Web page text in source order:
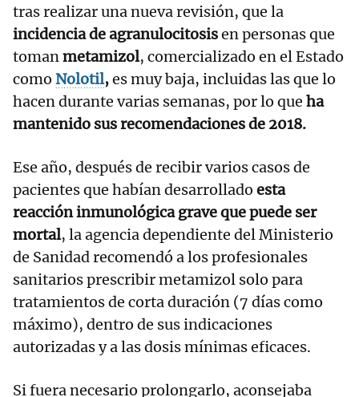
tras realizar una nueva revisión, que la
incidencia de agranulocitosisen personas que
tomanmetamizol, comercializado en el Estado
como Nolotil,es muy baja, incluidas las que lo
hacen durante varias semanas, por lo que ha
mantenido sus recomendaciones de 2018.
Ese año, después de recibir varios casos de
pacientes que habían desarrollado esta
reacción inmunológica grave que puede ser
mortal, la agencia dependiente del Ministerio
de Sanidad recomendó a los profesionales
sanitarios prescribir metamizol solo para
tratamientos de corta duración (7 días como
máximo), dentro de sus indicaciones
autorizadas y a las dosis mínimas eficaces.
Si fuera necesario prolongarlo, aconsejaba